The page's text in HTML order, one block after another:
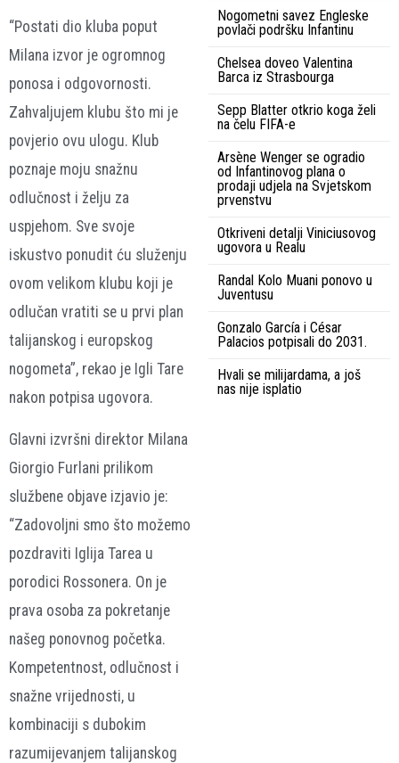
“Postati dio kluba poput
Milana izvor je ogromnog
ponosa i odgovornosti.
Zahvaljujem klubu što mi je
povjerio ovu ulogu. Klub
poznaje moju snažnu
odlučnost i želju za
uspjehom. Sve svoje
iskustvo ponudit ću služenju
ovom velikom klubu koji je
odlučan vratiti se u prvi plan
talijanskog i europskog
nogometa”, rekao je Igli Tare
nakon potpisa ugovora.
Glavni izvršni direktor Milana
Giorgio Furlani prilikom
službene objave izjavio je:
“Zadovoljni smo što možemo
pozdraviti Iglija Tarea u
porodici Rossonera. On je
prava osoba za pokretanje
našeg ponovnog početka.
Kompetentnost, odlučnost i
snažne vrijednosti, u
kombinaciji s dubokim
razumijevanjem talijanskog
Nogometni savez Engleske
povlači podršku Infantinu
Chelsea doveo Valentina
Barca iz Strasbourga
Sepp Blatter otkrio koga želi
na čelu FIFA-e
Arsène Wenger se ogradio
od Infantinovog plana o
prodaji udjela na Svjetskom
prvenstvu
Otkriveni detalji Viniciusovog
ugovora u Realu
Randal Kolo Muani ponovo u
Juventusu
Gonzalo García i César
Palacios potpisali do 2031.
Hvali se milijardama, a još
nas nije isplatio